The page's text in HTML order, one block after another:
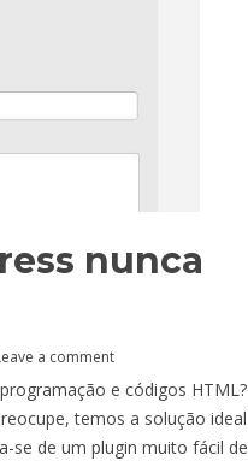
nunca
a comment
e códigos HTML?
temos a solução ideal
se de um plugin muito fácil de